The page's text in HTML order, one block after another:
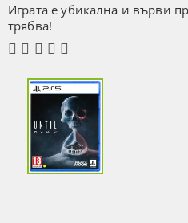
Играта е убикална и върви
трябва!